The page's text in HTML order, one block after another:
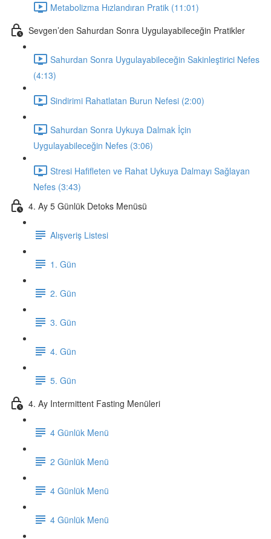
Metabolizma Hızlandıran Pratik (11:01)
Sevgen’den Sahurdan Sonra Uygulayabileceğin Pratikler
Sahurdan Sonra Uygulayabileceğin Sakinleştirici Nefes
(4:13)
Sindirimi Rahatlatan Burun Nefesi (2:00)
Sahurdan Sonra Uykuya Dalmak İçin
Uygulayabileceğin Nefes (3:06)
Stresi Hafifleten ve Rahat Uykuya Dalmayı Sağlayan
Nefes (3:43)
4. Ay 5 Günlük Detoks Menüsü
Alışveriş Listesi
1. Gün
2. Gün
3. Gün
4. Gün
5. Gün
4. Ay Intermittent Fasting Menüleri
4 Günlük Menü
2 Günlük Menü
4 Günlük Menü
4 Günlük Menü